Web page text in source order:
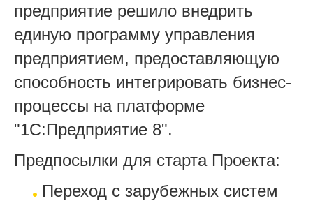
предприятие решило внедрить
единую программу управления
предприятием, предоставляющую
способность интегрировать бизнес-
процессы на платформе
"1С:Предприятие 8".
Предпосылки для старта Проекта:
Переход с зарубежных систем